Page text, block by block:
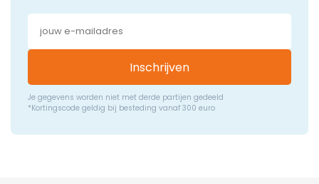
Inschrijven
Je gegevens worden niet met derde partijen gedeeld
*Kortingscode geldig bij besteding vanaf 300 euro